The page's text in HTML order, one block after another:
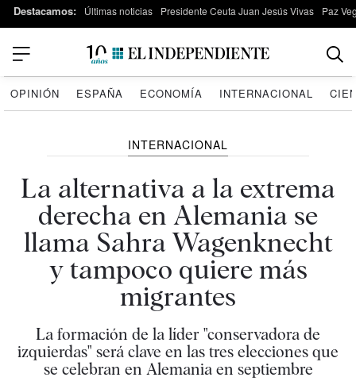
Destacamos: Últimas noticias Presidente Ceuta Juan Jesús Vivas Paz
OPINIÓN ESPAÑA ECONOMÍA INTERNACIONAL
INTERNACIONAL
La alternativa a la extrema
derecha en Alemania se
llama Sahra Wagenknecht
y tampoco quiere más
migrantes
La formación de la líder "conservadora de
izquierdas" será clave en las tres elecciones que
se celebran en Alemania en septiembre